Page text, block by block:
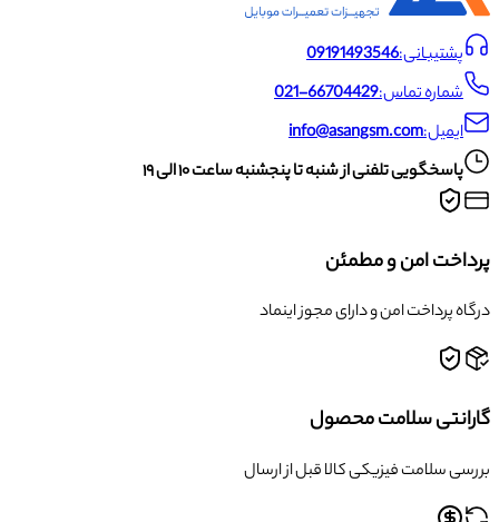
پشتیبانی:09191493546
شماره تماس:021-66704429
ایمیل:info@asangsm.com
پاسخگویی تلفنی از شنبه تا پنجشنبه ساعت ۱۰ الی ۱۹
پرداخت امن و مطمئن
درگاه پرداخت امن و دارای مجوز اینماد
گارانتی سلامت محصول
بررسی سلامت فیزیکی کالا قبل از ارسال